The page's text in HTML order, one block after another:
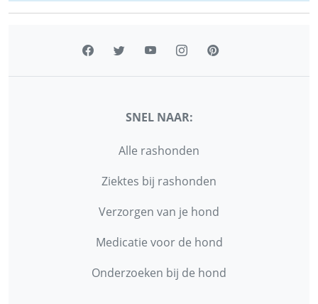
SNEL NAAR:
Alle rashonden
Ziektes bij rashonden
Verzorgen van je hond
Medicatie voor de hond
Onderzoeken bij de hond